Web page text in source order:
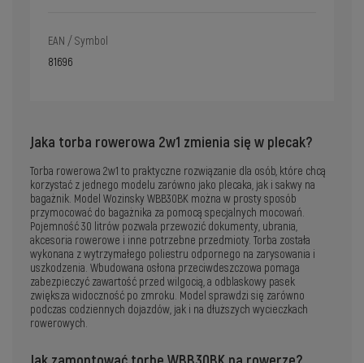
EAN / Symbol
81696
Jaka torba rowerowa 2w1 zmienia się w plecak?
Torba rowerowa 2w1 to praktyczne rozwiązanie dla osób, które chcą
korzystać z jednego modelu zarówno jako plecaka, jak i sakwy na
bagażnik. Model Wozinsky WBB30BK można w prosty sposób
przymocować do bagażnika za pomocą specjalnych mocowań.
Pojemność 30 litrów pozwala przewozić dokumenty, ubrania,
akcesoria rowerowe i inne potrzebne przedmioty. Torba została
wykonana z wytrzymałego poliestru odpornego na zarysowania i
uszkodzenia. Wbudowana osłona przeciwdeszczowa pomaga
zabezpieczyć zawartość przed wilgocią, a odblaskowy pasek
zwiększa widoczność po zmroku. Model sprawdzi się zarówno
podczas codziennych dojazdów, jak i na dłuższych wycieczkach
rowerowych.